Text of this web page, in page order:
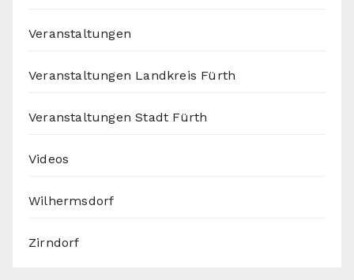
Veranstaltungen
Veranstaltungen Landkreis Fürth
Veranstaltungen Stadt Fürth
Videos
Wilhermsdorf
Zirndorf